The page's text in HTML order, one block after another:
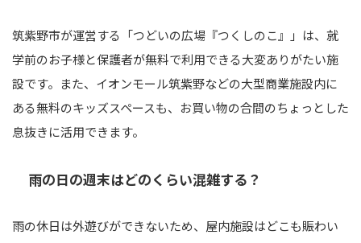
筑紫野市が運営する「つどいの広場『つくしのこ』」は、就
学前のお子様と保護者が無料で利用できる大変ありがたい施
設です。また、イオンモール筑紫野などの大型商業施設内に
ある無料のキッズスペースも、お買い物の合間のちょっとした
息抜きに活用できます。
雨の日の週末はどのくらい混雑する？
雨の休日は外遊びができないため、屋内施設はどこも賑わい